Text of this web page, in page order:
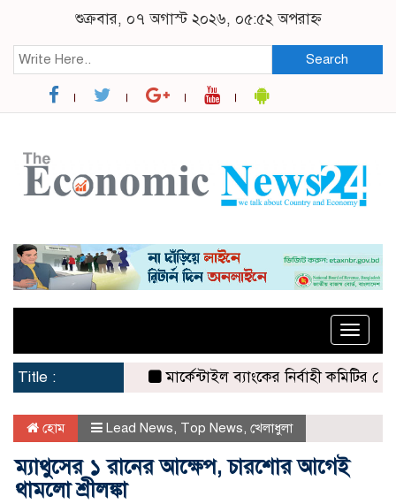
শুক্রবার, ০৭ অগাস্ট ২০২৬, ০৫:৫২ অপরাহ্ন
Search
Toggle
Title :
মার্কেন্টাইল ব্যাংকের নির্বাহী কমিটির
হোম Lead News Top News খেলাধুলা
ম্যাথুসের ১ রানের আক্ষেপ, চারশোর আগেই
থামলো শ্রীলঙ্কা